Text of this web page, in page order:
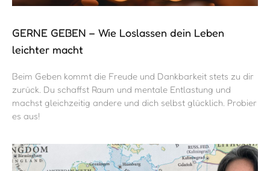
GERNE GEBEN – Wie Loslassen dein Leben
leichter macht
Beim Geben kommt die Freude und Dankbarkeit stets zu dir
zurück. Du schaffst Raum und mentale Entlastung und
machst gleichzeitig andere und dich selbst glücklich. Probier
es aus!